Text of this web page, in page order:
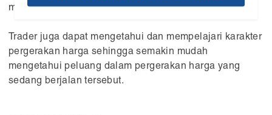
memudahkan trader untuk melakukan analisis teknis.
Trader juga dapat mengetahui dan mempelajari karakter
pergerakan harga sehingga semakin mudah
mengetahui peluang dalam pergerakan harga yang
sedang berjalan tersebut.